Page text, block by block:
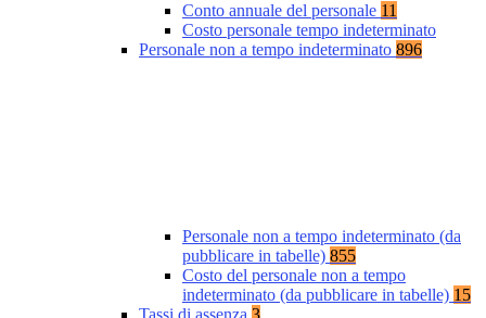
Conto annuale del personale 11
Costo personale tempo indeterminato
Personale non a tempo indeterminato 896
Personale non a tempo indeterminato (da
pubblicare in tabelle) 855
Costo del personale non a tempo
indeterminato (da pubblicare in tabelle) 15